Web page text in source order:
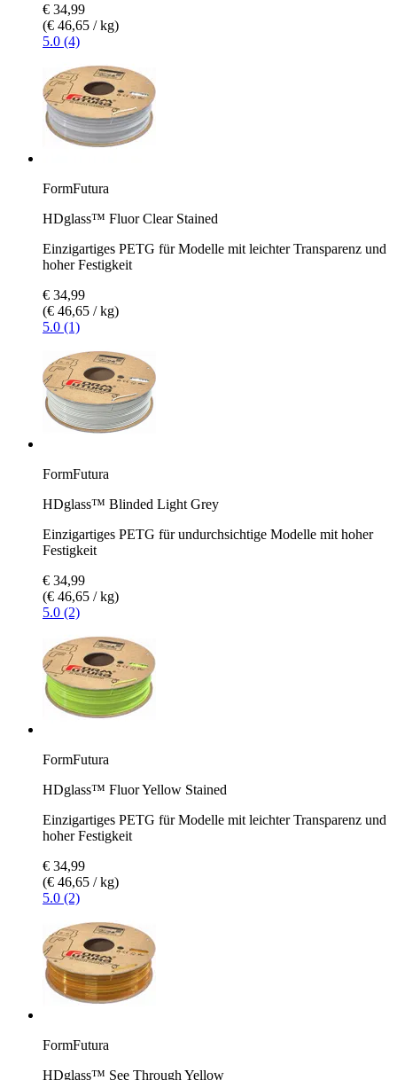
€ 34,99
(€ 46,65 / kg)
5.0 (4)
FormFutura
HDglass™ Fluor Clear Stained
Einzigartiges PETG für Modelle mit leichter Transparenz und
hoher Festigkeit
€ 34,99
(€ 46,65 / kg)
5.0 (1)
FormFutura
HDglass™ Blinded Light Grey
Einzigartiges PETG für undurchsichtige Modelle mit hoher
Festigkeit
€ 34,99
(€ 46,65 / kg)
5.0 (2)
FormFutura
HDglass™ Fluor Yellow Stained
Einzigartiges PETG für Modelle mit leichter Transparenz und
hoher Festigkeit
€ 34,99
(€ 46,65 / kg)
5.0 (2)
FormFutura
HDglass™ See Through Yellow